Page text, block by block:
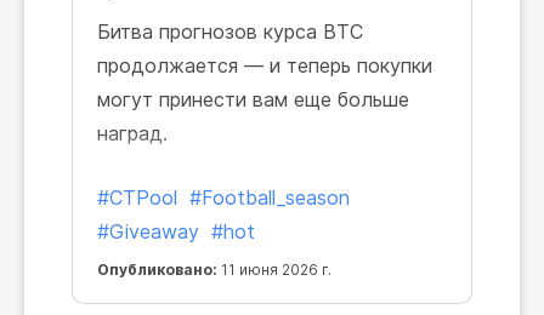
Битва прогнозов курса BTC
продолжается — и теперь покупки
могут принести вам еще больше
наград.
#CTPool #Football_season
#Giveaway #hot
Опубликовано: 11 июня 2026 г.